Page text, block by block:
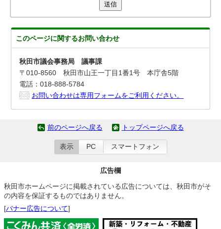
送信
このページに関するお問い合わせ
秋田市議会事務局 議事課
〒010-8560 秋田市山王一丁目1番1号 本庁舎5階
電話：018-888-5784
お問い合わせは専用フォームをご利用ください。
前のページへ戻る トップページへ戻る
表示 PC スマートフォン
広告欄
秋田市ホームページに掲載されている広告については、秋田市がそ
の内容を保証するものではありません。
[バナー広告について]